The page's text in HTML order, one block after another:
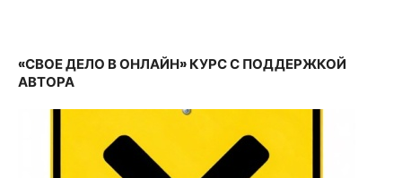
«СВОЕ ДЕЛО В ОНЛАЙН» КУРС С ПОДДЕРЖКОЙ
АВТОРА